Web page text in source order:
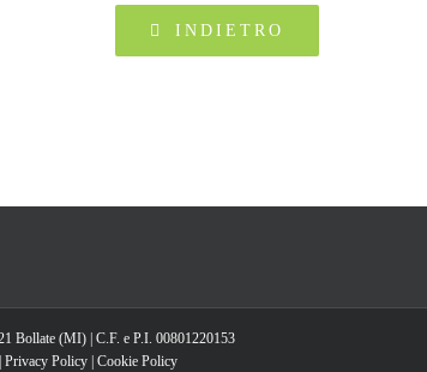
INDIETRO
Bollate (MI) | C.F. e P.I. 00801220153
Privacy Policy Cookie Policy